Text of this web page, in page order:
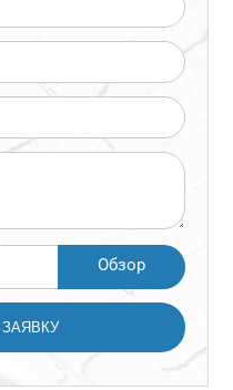
Обзор